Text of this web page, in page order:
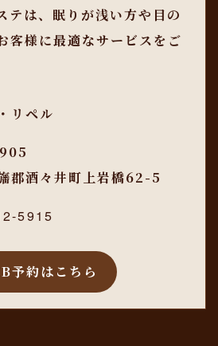
テは、眠りが浅い方や目の
客様に最適なサービスをご
リペル
郡酒々井町上岩橋62-5
5915
予約はこちら